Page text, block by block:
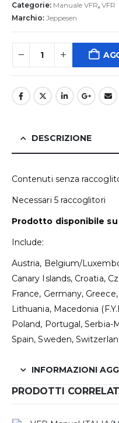
Categorie: Manuale VFR, VFR
Marchio: Jeppesen
DESCRIZIONE
Contenuti senza
Necessari 5 raccoglitori
Prodotto disponibile
Include:
Austria, Belgium/
Canary Islands, Croatia,
France, Germany,
Lithuania, Macedonia
Poland, Portugal, Serbia-
Spain, Sweden,
INFORMAZIONI
PRODOTTI